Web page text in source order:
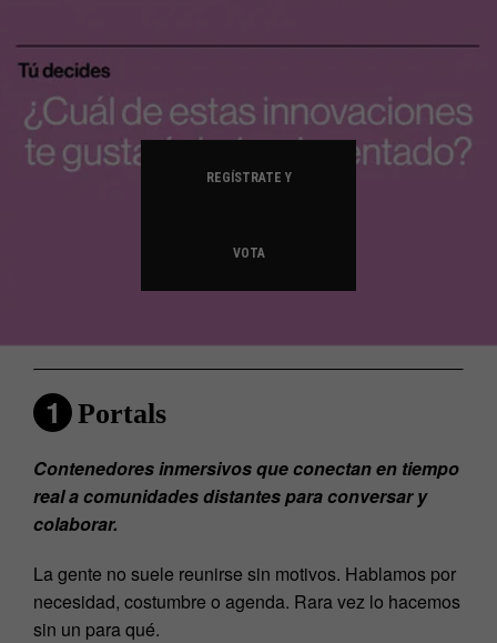
REGÍSTRATE Y
VOTA
1 Portals
Contenedores inmersivos que conectan en tiempo
real a comunidades distantes para conversar y
colaborar.
La gente no suele reunirse sin motivos. Hablamos por
necesidad, costumbre o agenda. Rara vez lo hacemos
sin un para qué.